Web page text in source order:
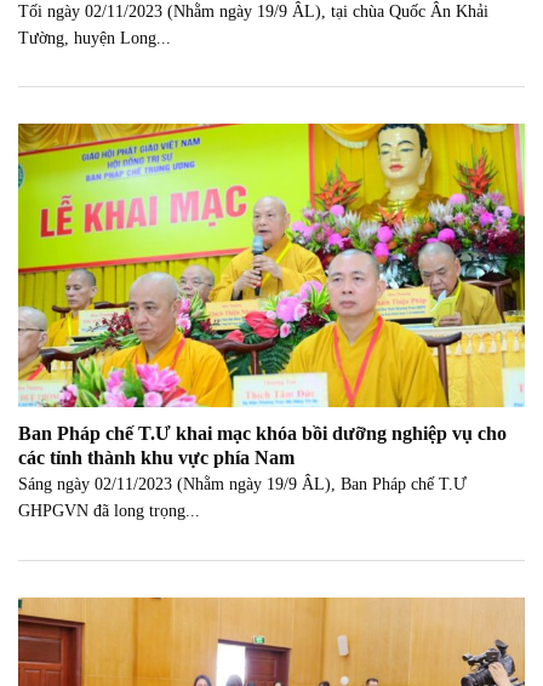
Tối ngày 02/11/2023 (Nhằm ngày 19/9 ÂL), tại chùa Quốc Ân Khải
Tường, huyện Long...
Ban Pháp chế T.Ư khai mạc khóa bồi dưỡng nghiệp vụ cho
các tỉnh thành khu vực phía Nam
Sáng ngày 02/11/2023 (Nhằm ngày 19/9 ÂL), Ban Pháp chế T.Ư
GHPGVN đã long trọng...